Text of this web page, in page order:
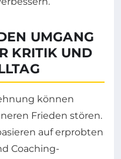
UMGANG
KRITIK UND
können
Frieden stören.
auf erprobten
Coaching-